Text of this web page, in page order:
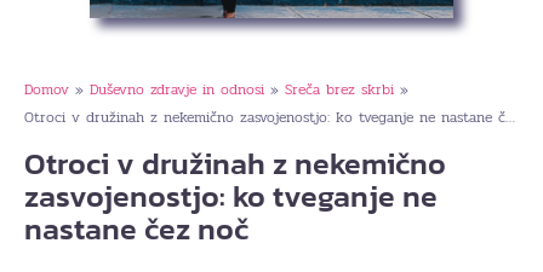
Domov » Duševno zdravje in odnosi » Sreča brez skrbi »
Otroci v družinah z nekemično zasvojenostjo: ko tveganje ne nastane čez noč
Otroci v družinah z nekemično
zasvojenostjo: ko tveganje ne
nastane čez noč